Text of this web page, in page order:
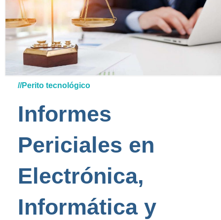
//Perito tecnológico
Informes
Periciales en
Electrónica,
Informática y